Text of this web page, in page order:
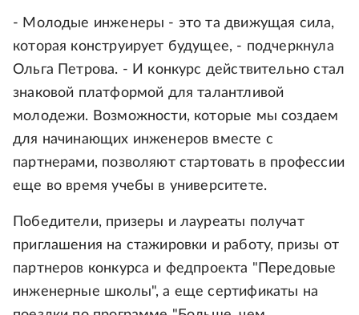
- Молодые инженеры - это та движущая сила,
которая конструирует будущее, - подчеркнула
Ольга Петрова. - И конкурс действительно стал
знаковой платформой для талантливой
молодежи. Возможности, которые мы создаем
для начинающих инженеров вместе с
партнерами, позволяют стартовать в профессии
еще во время учебы в университете.
Победители, призеры и лауреаты получат
приглашения на стажировки и работу, призы от
партнеров конкурса и федпроекта "Передовые
инженерные школы", а еще сертификаты на